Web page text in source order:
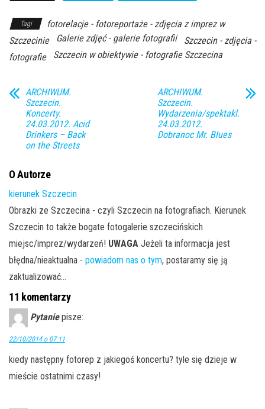
Tagi
fotorelacje - fotoreportaże - zdjęcia z imprez w
Szczecinie
Galerie zdjęć - galerie fotografii
Szczecin - zdjęcia -
fotografie
Szczecin w obiektywie - fotografie Szczecina
ARCHIWUM.
Szczecin.
Koncerty.
24.03.2012. Acid
Drinkers – Back
on the Streets
ARCHIWUM.
Szczecin.
Wydarzenia/spektakl.
24.03.2012.
Dobranoc Mr. Blues
O Autorze
kierunek Szczecin
Obrazki ze Szczecina - czyli Szczecin na fotografiach. Kierunek
Szczecin to także bogate fotogalerie szczecińskich
miejsc/imprez/wydarzeń! UWAGA Jeżeli ta informacja jest
błędna/nieaktualna - powiadom nas o tym, postaramy się ją
zaktualizować...
11 komentarzy
Pytanie pisze:
22/10/2014 o 07:11
kiedy następny fotorep z jakiegoś koncertu? tyle się dzieje w
mieście ostatnimi czasy!